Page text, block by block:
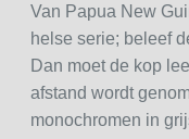
Van Papua New
helse serie; beleef
Dan moet de kop
afstand wordt
monochromen in